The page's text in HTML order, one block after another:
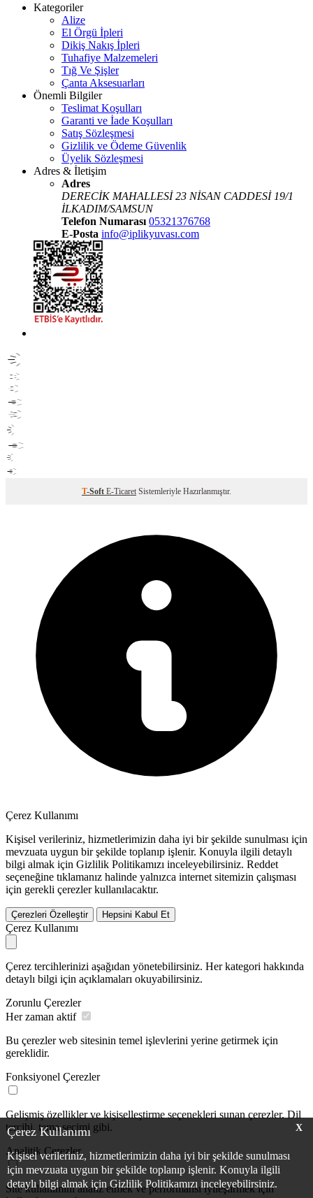
X
Çerez Kullanımı
Kişisel verileriniz, hizmetlerimizin daha iyi bir şekilde sunulması
için mevzuata uygun bir şekilde toplanıp işlenir. Konuyla ilgili
detaylı bilgi almak için Gizlilik Politikamızı inceleyebilirsiniz.
Kategoriler
Alize
El Örgü İpleri
Dikiş Nakış İpleri
Tuhafiye Malzemeleri
Tığ Ve Şişler
Çanta Aksesuarları
Önemli Bilgiler
Teslimat Koşulları
Garanti ve İade Koşulları
Satış Sözleşmesi
Gizlilik ve Ödeme Güvenlik
Üyelik Sözleşmesi
Adres & İletişim
Adres
DERECİK MAHALLESİ 23 NİSAN CADDESİ 19/1
İLKADIM/SAMSUN
Telefon Numarası 05321376768
E-Posta info@iplikyuvası.com
T-Soft E-Ticaret Sistemleriyle Hazırlanmıştır.
Çerez Kullanımı
Kişisel verileriniz, hizmetlerimizin daha iyi bir şekilde sunulması için
mevzuata uygun bir şekilde toplanıp işlenir. Konuyla ilgili detaylı
bilgi almak için Gizlilik Politikamızı inceleyebilirsiniz. Reddet
seçeneğine tıklamanız halinde yalnızca internet sitemizin çalışması
için gerekli çerezler kullanılacaktır.
Çerezleri Özelleştir Hepsini Kabul Et
Çerez Kullanımı
Çerez tercihlerinizi aşağıdan yönetebilirsiniz. Her kategori hakkında
detaylı bilgi için açıklamaları okuyabilirsiniz.
Zorunlu Çerezler
Her zaman aktif
Bu çerezler web sitesinin temel işlevlerini yerine getirmek için
gereklidir.
Fonksiyonel Çerezler
Gelişmiş özellikler ve kişiselleştirme seçenekleri sunan çerezler. Dil
tercihi, tema seçimi gibi.
Analitik Çerezler
Site kullanımını analiz etmek ve performansı iyileştirmek için